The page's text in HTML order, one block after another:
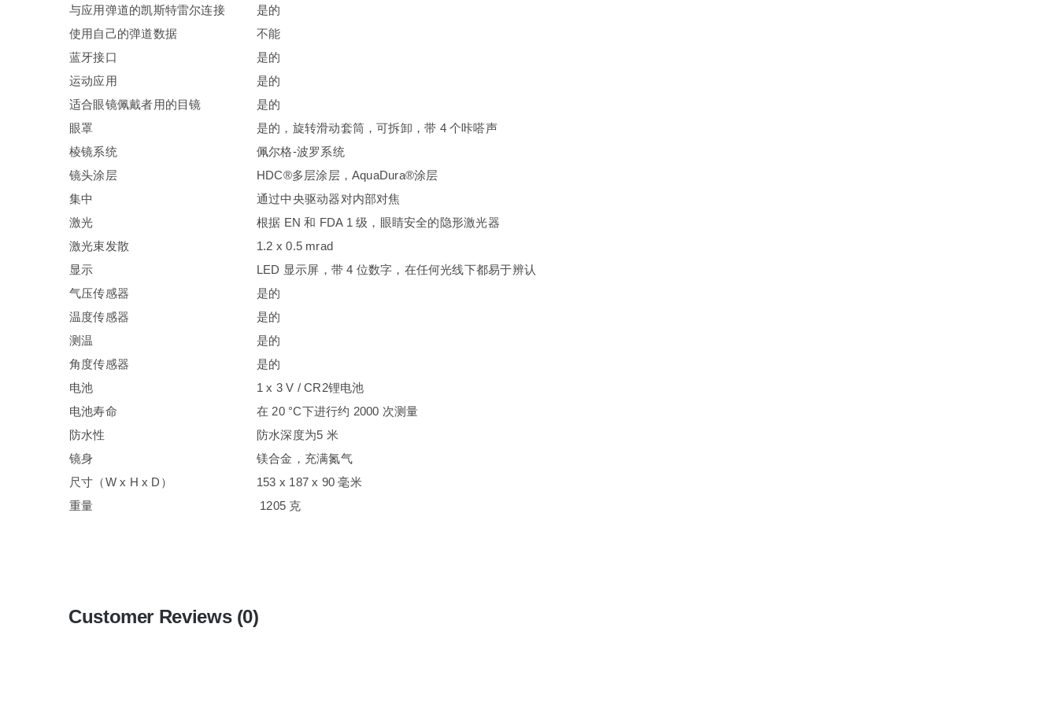
与应用弹道的凯斯特雷尔连接
是的
使用自己的弹道数据
不能
蓝牙接口
是的
运动应用
是的
适合眼镜佩戴者用的目镜
是的
眼罩
是的，旋转滑动套筒，可拆卸，带 4 个咔嗒声
棱镜系统
佩尔格-波罗系统
镜头涂层
HDC®多层涂层，AquaDura®涂层
集中
通过中央驱动器对内部对焦
激光
根据 EN 和 FDA 1 级，眼睛安全的隐形激光器
激光束发散
1.2 x 0.5 mrad
显示
LED 显示屏，带 4 位数字，在任何光线下都易于辨认
气压传感器
是的
温度传感器
是的
测温
是的
角度传感器
是的
电池
1 x 3 V / CR2锂电池
电池寿命
在 20 °C下进行约 2000 次测量
防水性
防水深度为5 米
镜身
镁合金，充满氮气
尺寸（W x H x D）
153 x 187 x 90 毫米
重量
1205 克
Customer Reviews (0)